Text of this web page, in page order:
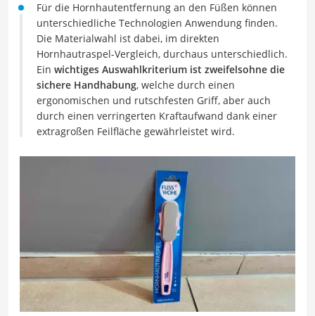
Für die Hornhautentfernung an den Füßen können
unterschiedliche Technologien Anwendung finden.
Die Materialwahl ist dabei, im direkten
Hornhautraspel-Vergleich, durchaus unterschiedlich.
Ein wichtiges Auswahlkriterium ist zweifelsohne die
sichere Handhabung, welche durch einen
ergonomischen und rutschfesten Griff, aber auch
durch einen verringerten Kraftaufwand dank einer
extragroßen Feilfläche gewährleistet wird.